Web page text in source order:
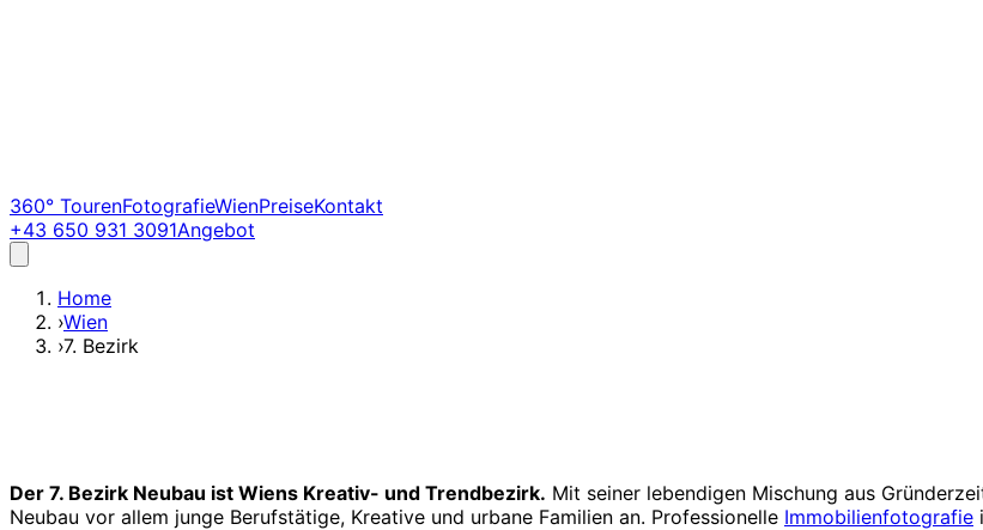
360° TourenFotografieWienPreiseKontakt
+43 650 931 3091Angebot
Home
›Wien
›7. Bezirk
Der 7. Bezirk Neubau ist Wiens Kreativ- und Trendbezirk. Mit seiner lebendigen Mischung aus
Neubau vor allem junge Berufstätige, Kreative und urbane Familien an. Professionelle Immobilienfotografie